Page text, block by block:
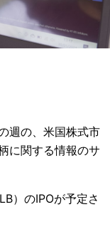
週の、米国株式市
に関する情報のサ
）のIPOが予定さ